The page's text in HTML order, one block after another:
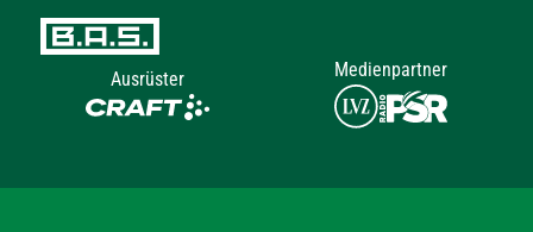
Ausrüster Medienpartner